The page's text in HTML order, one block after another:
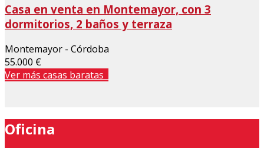
Casa en venta en Montemayor, con 3
dormitorios, 2 baños y terraza
Montemayor - Córdoba
55.000 €
Ver más casas baratas
Oficina